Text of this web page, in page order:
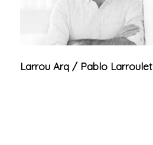
Larrou Arq / Pablo Larroulet